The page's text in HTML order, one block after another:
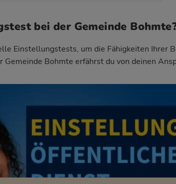
bei der Gemeinde
Einstellungstests, um die Fähigkeiten Ihrer
Gemeinde Bohmte erfährst du von deinen